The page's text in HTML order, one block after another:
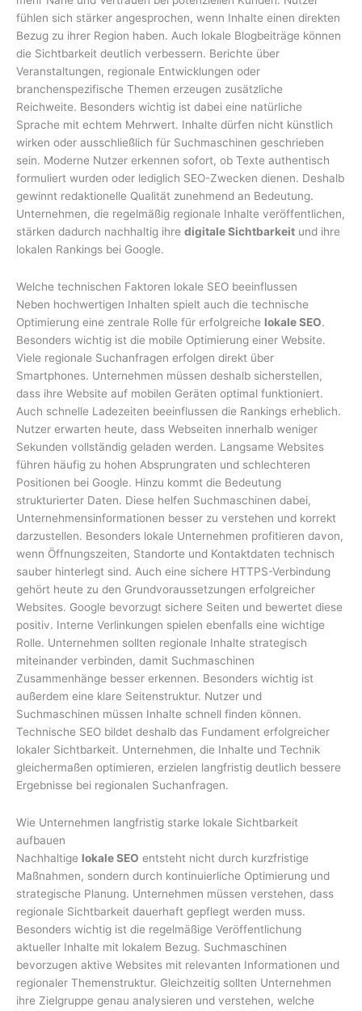
fühlen sich stärker angesprochen, wenn Inhalte einen direkten
Bezug zu ihrer Region haben. Auch lokale Blogbeiträge können
die Sichtbarkeit deutlich verbessern. Berichte über
Veranstaltungen, regionale Entwicklungen oder
branchenspezifische Themen erzeugen zusätzliche
Reichweite. Besonders wichtig ist dabei eine natürliche
Sprache mit echtem Mehrwert. Inhalte dürfen nicht künstlich
wirken oder ausschließlich für Suchmaschinen geschrieben
sein. Moderne Nutzer erkennen sofort, ob Texte authentisch
formuliert wurden oder lediglich SEO-Zwecken dienen. Deshalb
gewinnt redaktionelle Qualität zunehmend an Bedeutung.
Unternehmen, die regelmäßig regionale Inhalte veröffentlichen,
stärken dadurch nachhaltig ihre digitale Sichtbarkeit und ihre
lokalen Rankings bei Google.
Welche technischen Faktoren lokale SEO beeinflussen
Neben hochwertigen Inhalten spielt auch die technische
Optimierung eine zentrale Rolle für erfolgreiche lokale SEO.
Besonders wichtig ist die mobile Optimierung einer Website.
Viele regionale Suchanfragen erfolgen direkt über
Smartphones. Unternehmen müssen deshalb sicherstellen,
dass ihre Website auf mobilen Geräten optimal funktioniert.
Auch schnelle Ladezeiten beeinflussen die Rankings erheblich.
Nutzer erwarten heute, dass Webseiten innerhalb weniger
Sekunden vollständig geladen werden. Langsame Websites
führen häufig zu hohen Absprungraten und schlechteren
Positionen bei Google. Hinzu kommt die Bedeutung
strukturierter Daten. Diese helfen Suchmaschinen dabei,
Unternehmensinformationen besser zu verstehen und korrekt
darzustellen. Besonders lokale Unternehmen profitieren davon,
wenn Öffnungszeiten, Standorte und Kontaktdaten technisch
sauber hinterlegt sind. Auch eine sichere HTTPS-Verbindung
gehört heute zu den Grundvoraussetzungen erfolgreicher
Websites. Google bevorzugt sichere Seiten und bewertet diese
positiv. Interne Verlinkungen spielen ebenfalls eine wichtige
Rolle. Unternehmen sollten regionale Inhalte strategisch
miteinander verbinden, damit Suchmaschinen
Zusammenhänge besser erkennen. Besonders wichtig ist
außerdem eine klare Seitenstruktur. Nutzer und
Suchmaschinen müssen Inhalte schnell finden können.
Technische SEO bildet deshalb das Fundament erfolgreicher
lokaler Sichtbarkeit. Unternehmen, die Inhalte und Technik
gleichermaßen optimieren, erzielen langfristig deutlich bessere
Ergebnisse bei regionalen Suchanfragen.
Wie Unternehmen langfristig starke lokale Sichtbarkeit
aufbauen
Nachhaltige lokale SEO entsteht nicht durch kurzfristige
Maßnahmen, sondern durch kontinuierliche Optimierung und
strategische Planung. Unternehmen müssen verstehen, dass
regionale Sichtbarkeit dauerhaft gepflegt werden muss.
Besonders wichtig ist die regelmäßige Veröffentlichung
aktueller Inhalte mit lokalem Bezug. Suchmaschinen
bevorzugen aktive Websites mit relevanten Informationen und
regionaler Themenstruktur. Gleichzeitig sollten Unternehmen
ihre Zielgruppe genau analysieren und verstehen, welche